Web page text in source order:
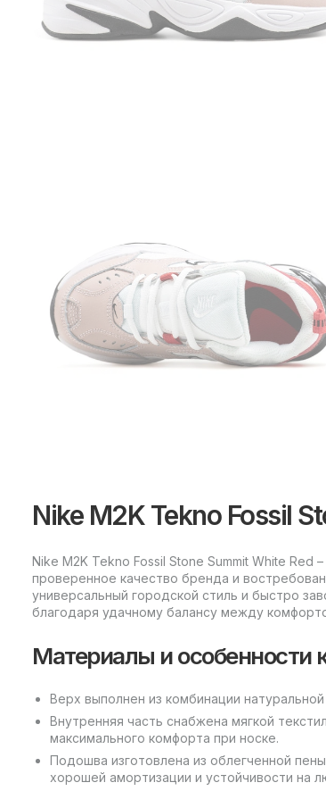
Nike M2K Tekno Fossil
Nike M2K Tekno Fossil Stone Summit White
проверенное качество бренда и
универсальный городской стиль и быстро
благодаря удачному балансу между
Материалы и особенности
Верх выполнен из комбинации
Внутренняя часть снабжена мягкой
максимального комфорта при носке.
Подошва изготовлена из облегченной
хорошей амортизации и устойчивости на